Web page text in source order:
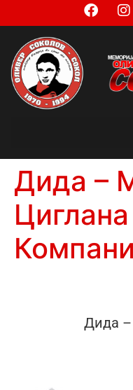
Дида –
Компани
Дида